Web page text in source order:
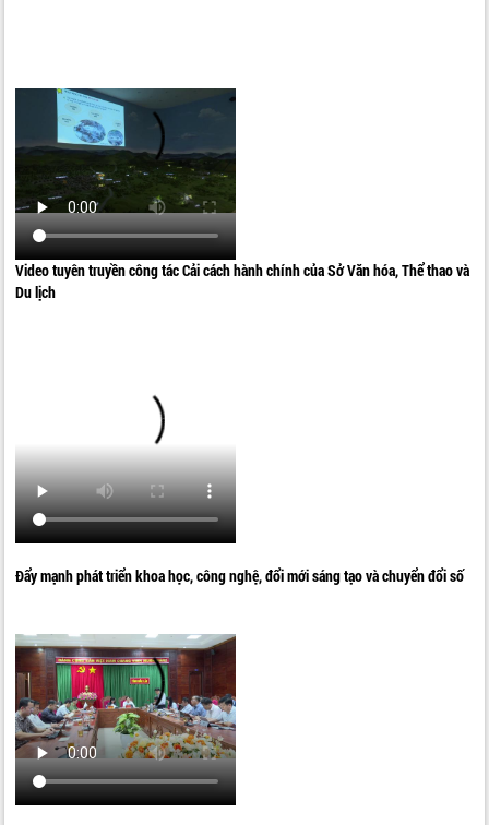
Video tuyên truyền công tác Cải cách hành chính của Sở Văn hóa, Thể thao và
Du lịch
Đẩy mạnh phát triển khoa học, công nghệ, đổi mới sáng tạo và chuyển đổi số